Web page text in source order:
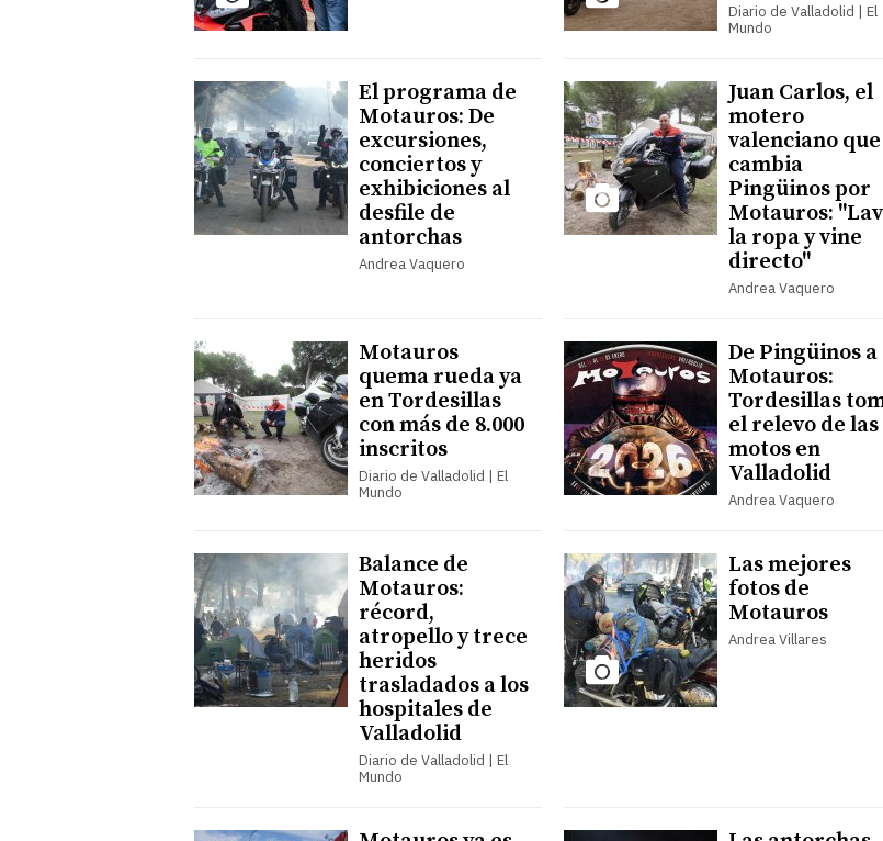
Diario de Valladolid | El
Mundo
El programa de
Motauros: De
excursiones,
conciertos y
exhibiciones al
desfile de
antorchas
Andrea Vaquero
Juan Carlos, el
motero
valenciano que
cambia
Pingüinos por
Motauros:
la ropa y vine
directo"
Andrea Vaquero
Motauros
quema rueda ya
en Tordesillas
con más de 8.000
inscritos
Diario de Valladolid | El
Mundo
De Pingüinos a
Motauros:
Tordesillas
el relevo de las
motos en
Valladolid
Andrea Vaquero
Balance de
Motauros:
récord,
atropello y trece
heridos
trasladados a los
hospitales de
Valladolid
Diario de Valladolid | El
Mundo
Las mejores
fotos de
Motauros
Andrea Villares